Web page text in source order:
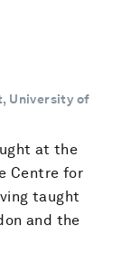
University of
at the
Centre for
taught
and the